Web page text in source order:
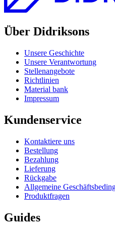
Über Didriksons
Unsere Geschichte
Unsere Verantwortung
Stellenangebote
Richtlinien
Material bank
Impressum
Kundenservice
Kontaktiere uns
Bestellung
Bezahlung
Lieferung
Rückgabe
Allgemeine
Produktfragen
Guides